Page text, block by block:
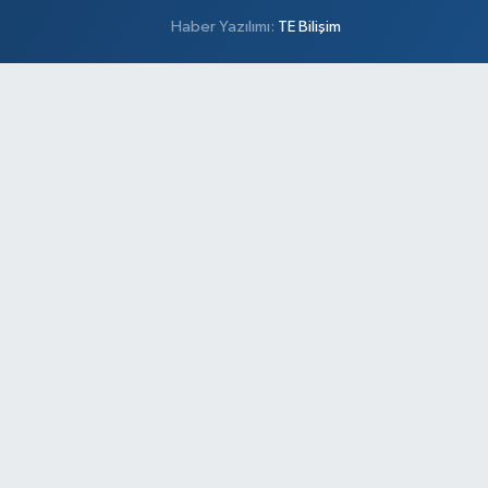
Haber Yazılımı: TE Bilişim